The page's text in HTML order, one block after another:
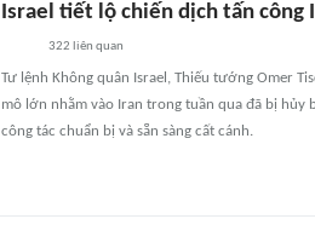
Israel tiết lộ chiến dịch tấn
322 liên quan
Tư lệnh Không quân Israel, Thiếu tướng Omer
mô lớn nhằm vào Iran trong tuần qua đã bị
công tác chuẩn bị và sẵn sàng cất cánh.